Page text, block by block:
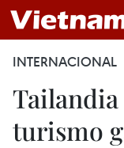
INTERNACIONAL
turismo